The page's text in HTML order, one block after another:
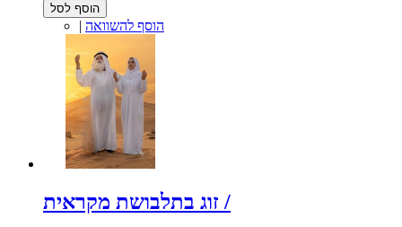
הוסף לסל
| הוסף להשוואה
זוג בתלבושת מקראית /